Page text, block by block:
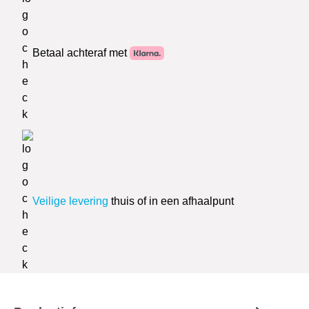
Betaal achteraf met
Veilige levering thuis of in een afhaalpunt